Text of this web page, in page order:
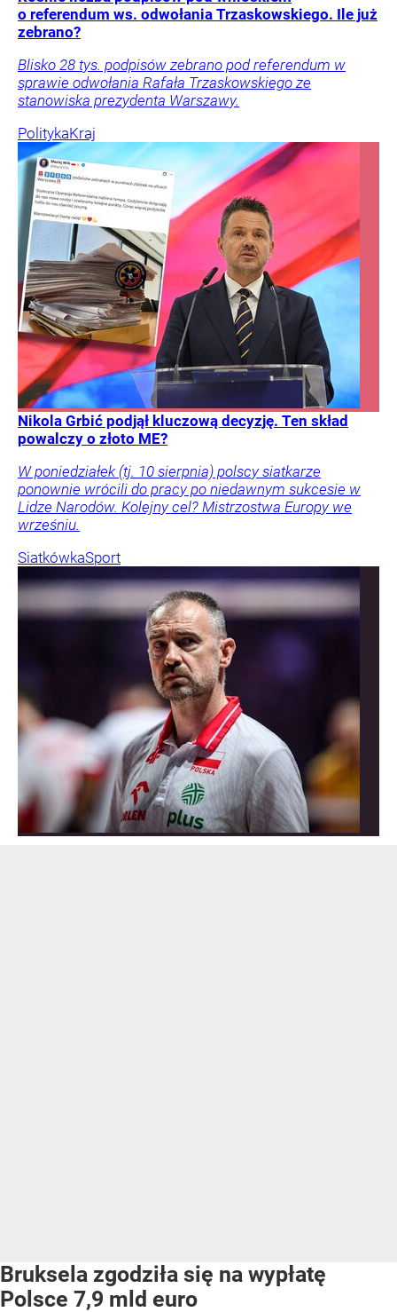
o referendum ws. odwołania Trzaskowskiego. Ile już
zebrano?
Blisko 28 tys. podpisów zebrano pod referendum w
sprawie odwołania Rafała Trzaskowskiego ze
stanowiska prezydenta Warszawy.
PolitykaKraj
Nikola Grbić podjął kluczową decyzję. Ten skład
powalczy o złoto ME?
W poniedziałek (tj. 10 sierpnia) polscy siatkarze
ponownie wrócili do pracy po niedawnym sukcesie w
Lidze Narodów. Kolejny cel? Mistrzostwa Europy we
wrześniu.
SiatkówkaSport
Bruksela zgodziła się na wypłatę
Polsce 7,9 mld euro